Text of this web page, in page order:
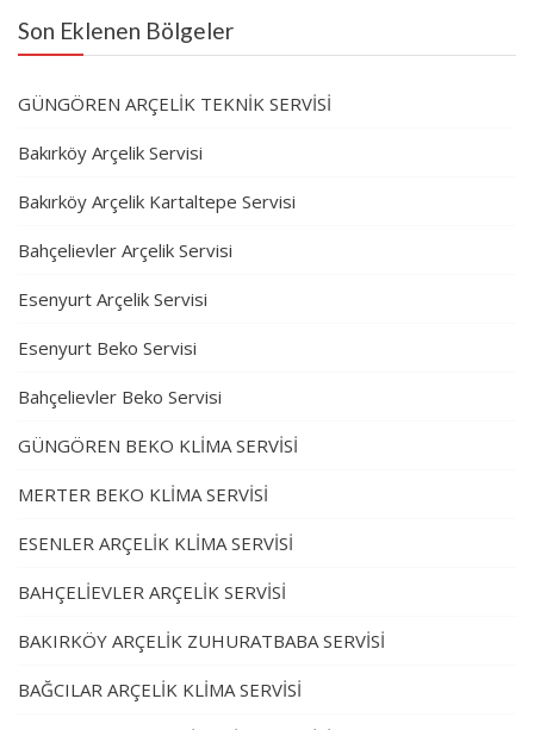
Son Eklenen Bölgeler
GÜNGÖREN ARÇELİK TEKNİK SERVİSİ
Bakırköy Arçelik Servisi
Bakırköy Arçelik Kartaltepe Servisi
Bahçelievler Arçelik Servisi
Esenyurt Arçelik Servisi
Esenyurt Beko Servisi
Bahçelievler Beko Servisi
GÜNGÖREN BEKO KLİMA SERVİSİ
MERTER BEKO KLİMA SERVİSİ
ESENLER ARÇELİK KLİMA SERVİSİ
BAHÇELİEVLER ARÇELİK SERVİSİ
BAKIRKÖY ARÇELİK ZUHURATBABA SERVİSİ
BAĞCILAR ARÇELİK KLİMA SERVİSİ